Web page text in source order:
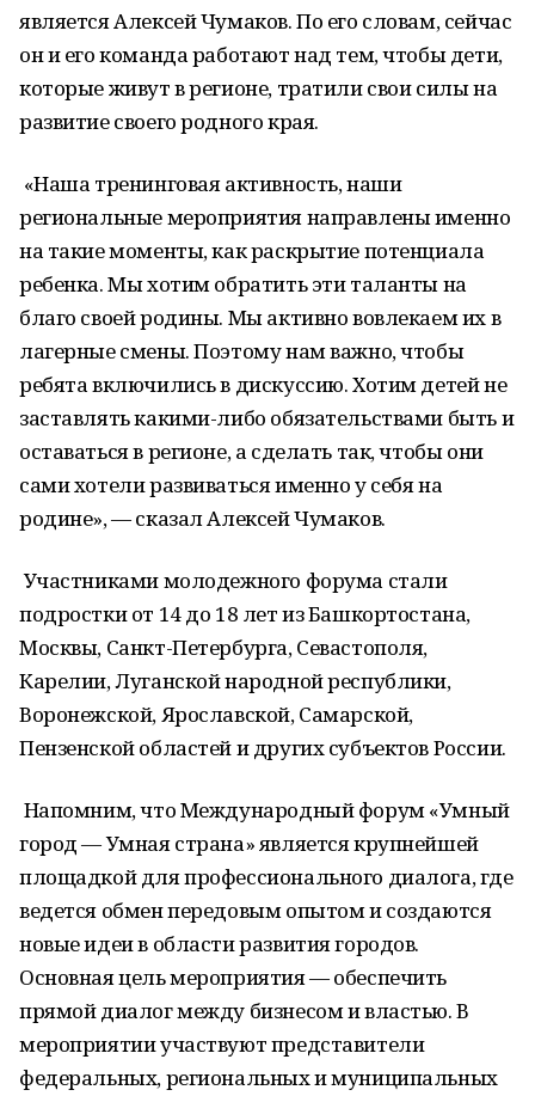
является Алексей Чумаков. По его словам, сейчас
он и его команда работают над тем, чтобы дети,
которые живут в регионе, тратили свои силы на
развитие своего родного края.
«Наша тренинговая активность, наши
региональные мероприятия направлены именно
на такие моменты, как раскрытие потенциала
ребенка. Мы хотим обратить эти таланты на
благо своей родины. Мы активно вовлекаем их в
лагерные смены. Поэтому нам важно, чтобы
ребята включились в дискуссию. Хотим детей не
заставлять какими-либо обязательствами быть и
оставаться в регионе, а сделать так, чтобы они
сами хотели развиваться именно у себя на
родине», — сказал Алексей Чумаков.
Участниками молодежного форума стали
подростки от 14 до 18 лет из Башкортостана,
Москвы, Санкт-Петербурга, Севастополя,
Карелии, Луганской народной республики,
Воронежской, Ярославской, Самарской,
Пензенской областей и других субъектов России.
Напомним, что Международный форум «Умный
город — Умная страна» является крупнейшей
площадкой для профессионального диалога, где
ведется обмен передовым опытом и создаются
новые идеи в области развития городов.
Основная цель мероприятия — обеспечить
прямой диалог между бизнесом и властью. В
мероприятии участвуют представители
федеральных, региональных и муниципальных